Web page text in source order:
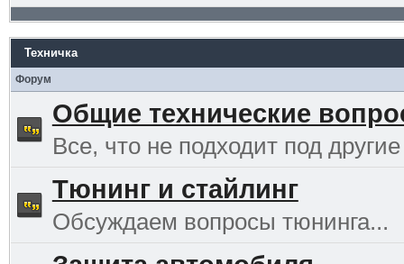
Техничка
Форум
Общие технические
Все, что не подходит под другие
Тюнинг и стайлинг
Обсуждаем вопросы тюнинга...